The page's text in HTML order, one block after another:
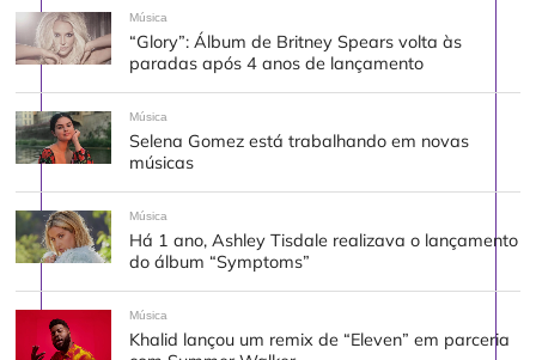
Música
“Glory”: Álbum de Britney Spears volta às
paradas após 4 anos de lançamento
Música
Selena Gomez está trabalhando em novas
músicas
Música
Há 1 ano, Ashley Tisdale realizava o lançamento
do álbum “Symptoms”
Música
Khalid lançou um remix de “Eleven” em parceria